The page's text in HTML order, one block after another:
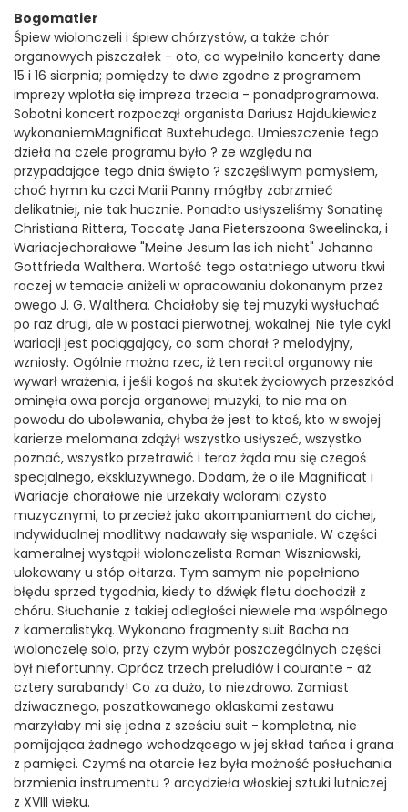
Bogomatier
Śpiew wiolonczeli i śpiew chórzystów, a także chór
organowych piszczałek - oto, co wypełniło koncerty dane
15 i 16 sierpnia; pomiędzy te dwie zgodne z programem
imprezy wplotła się impreza trzecia - ponadprogramowa.
Sobotni koncert rozpoczął organista Dariusz Hajdukiewicz
wykonaniemMagnificat Buxtehudego. Umieszczenie tego
dzieła na czele programu było ? ze względu na
przypadające tego dnia święto ? szczęśliwym pomysłem,
choć hymn ku czci Marii Panny mógłby zabrzmieć
delikatniej, nie tak hucznie. Ponadto usłyszeliśmy Sonatinę
Christiana Rittera, Toccatę Jana Pieterszoona Sweelincka, i
Wariacjechorałowe "Meine Jesum las ich nicht" Johanna
Gottfrieda Walthera. Wartość tego ostatniego utworu tkwi
raczej w temacie aniżeli w opracowaniu dokonanym przez
owego J. G. Walthera. Chciałoby się tej muzyki wysłuchać
po raz drugi, ale w postaci pierwotnej, wokalnej. Nie tyle cykl
wariacji jest pociągający, co sam chorał ? melodyjny,
wzniosły. Ogólnie można rzec, iż ten recital organowy nie
wywarł wrażenia, i jeśli kogoś na skutek życiowych przeszkód
ominęła owa porcja organowej muzyki, to nie ma on
powodu do ubolewania, chyba że jest to ktoś, kto w swojej
karierze melomana zdążył wszystko usłyszeć, wszystko
poznać, wszystko przetrawić i teraz żąda mu się czegoś
specjalnego, ekskluzywnego. Dodam, że o ile Magnificat i
Wariacje chorałowe nie urzekały walorami czysto
muzycznymi, to przecież jako akompaniament do cichej,
indywidualnej modlitwy nadawały się wspaniale. W części
kameralnej wystąpił wiolonczelista Roman Wiszniowski,
ulokowany u stóp ołtarza. Tym samym nie popełniono
błędu sprzed tygodnia, kiedy to dźwięk fletu dochodził z
chóru. Słuchanie z takiej odległości niewiele ma wspólnego
z kameralistyką. Wykonano fragmenty suit Bacha na
wiolonczelę solo, przy czym wybór poszczególnych części
był niefortunny. Oprócz trzech preludiów i courante - aż
cztery sarabandy! Co za dużo, to niezdrowo. Zamiast
dziwacznego, poszatkowanego oklaskami zestawu
marzyłaby mi się jedna z sześciu suit - kompletna, nie
pomijająca żadnego wchodzącego w jej skład tańca i grana
z pamięci. Czymś na otarcie łez była możność posłuchania
brzmienia instrumentu ? arcydzieła włoskiej sztuki lutniczej
z XVIII wieku.